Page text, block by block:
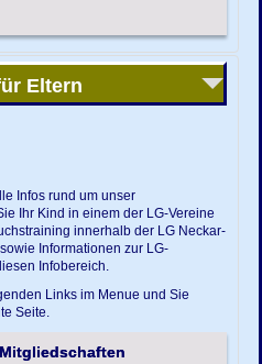
Eltern
Infos rund um unser
Ihr Kind in einem der LG-Vereine
innerhalb der LG Neckar-
Informationen zur LG-
Infobereich.
Links im Menue und Sie
Seite.